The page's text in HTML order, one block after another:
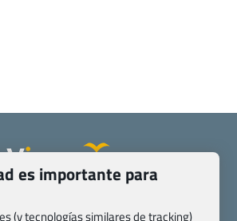
Salud y otras disposiciones específicas
es importante para
(y tecnologías similares de tracking)